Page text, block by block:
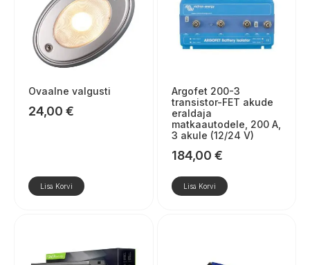
Ovaalne valgusti
24,00 €
Lisa Korvi
Argofet 200-3
transistor-FET akude
eraldaja
matkaautodele, 200 A,
3 akule (12/24 V)
184,00 €
Lisa Korvi